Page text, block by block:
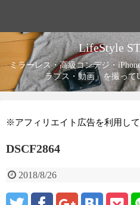
LifeStyle
ミラーレス・高級コンデジ・
ラプス・動画」を撮って
※アフィリエイト広告を利用し
DSCF2864
2018/8/26